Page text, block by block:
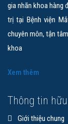
gia nhãn khoa hàng
trị tại Bệnh viện
chuyên môn, tận
khoa
Xem thêm
Thông tin
Giới thiệu chung